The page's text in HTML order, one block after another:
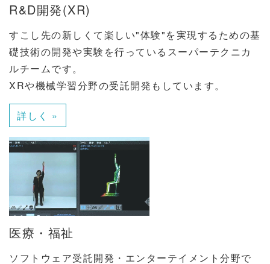
R&D開発(XR)
すこし先の新しくて楽しい"体験"を実現するための基
礎技術の開発や実験を行っているスーパーテクニカ
ルチームです。
XRや機械学習分野の受託開発もしています。
詳しく »
医療・福祉
ソフトウェア受託開発・エンターテイメント分野で